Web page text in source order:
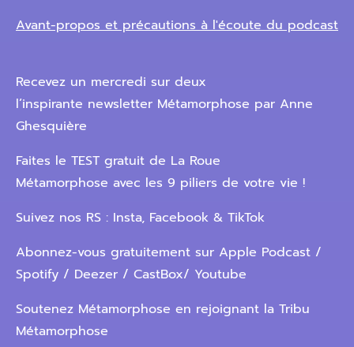
Avant-propos et précautions à l'écoute du podcast
Recevez un mercredi sur deux
l’inspirante newsletter Métamorphose par Anne
Ghesquière
Faites le TEST gratuit de La Roue
Métamorphose avec les 9 piliers de votre vie !
Suivez nos RS : Insta, Facebook & TikTok
Abonnez-vous gratuitement sur Apple Podcast /
Spotify / Deezer / CastBox/ Youtube
Soutenez Métamorphose en rejoignant la Tribu
Métamorphose